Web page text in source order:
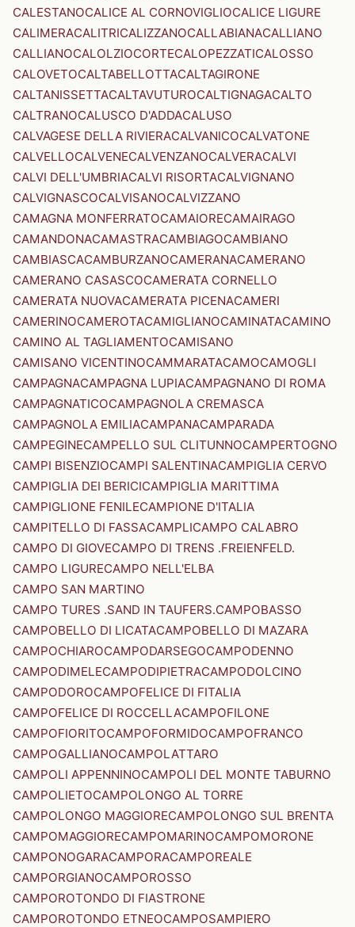
CALESTANOCALICE AL CORNOVIGLIOCALICE LIGURE
CALIMERACALITRICALIZZANOCALLABIANACALLIANO
CALLIANOCALOLZIOCORTECALOPEZZATICALOSSO
CALOVETOCALTABELLOTTACALTAGIRONE
CALTANISSETTACALTAVUTUROCALTIGNAGACALTO
CALTRANOCALUSCO D'ADDACALUSO
CALVAGESE DELLA RIVIERACALVANICOCALVATONE
CALVELLOCALVENECALVENZANOCALVERACALVI
CALVI DELL'UMBRIACALVI RISORTACALVIGNANO
CALVIGNASCOCALVISANOCALVIZZANO
CAMAGNA MONFERRATOCAMAIORECAMAIRAGO
CAMANDONACAMASTRACAMBIAGOCAMBIANO
CAMBIASCACAMBURZANOCAMERANACAMERANO
CAMERANO CASASCOCAMERATA CORNELLO
CAMERATA NUOVACAMERATA PICENACAMERI
CAMERINOCAMEROTACAMIGLIANOCAMINATACAMINO
CAMINO AL TAGLIAMENTOCAMISANO
CAMISANO VICENTINOCAMMARATACAMOCAMOGLI
CAMPAGNACAMPAGNA LUPIACAMPAGNANO DI ROMA
CAMPAGNATICOCAMPAGNOLA CREMASCA
CAMPAGNOLA EMILIACAMPANACAMPARADA
CAMPEGINECAMPELLO SUL CLITUNNOCAMPERTOGNO
CAMPI BISENZIOCAMPI SALENTINACAMPIGLIA CERVO
CAMPIGLIA DEI BERICICAMPIGLIA MARITTIMA
CAMPIGLIONE FENILECAMPIONE D'ITALIA
CAMPITELLO DI FASSACAMPLICAMPO CALABRO
CAMPO DI GIOVECAMPO DI TRENS .FREIENFELD.
CAMPO LIGURECAMPO NELL'ELBA
CAMPO SAN MARTINO
CAMPO TURES .SAND IN TAUFERS.CAMPOBASSO
CAMPOBELLO DI LICATACAMPOBELLO DI MAZARA
CAMPOCHIAROCAMPODARSEGOCAMPODENNO
CAMPODIMELECAMPODIPIETRACAMPODOLCINO
CAMPODOROCAMPOFELICE DI FITALIA
CAMPOFELICE DI ROCCELLACAMPOFILONE
CAMPOFIORITOCAMPOFORMIDOCAMPOFRANCO
CAMPOGALLIANOCAMPOLATTARO
CAMPOLI APPENNINOCAMPOLI DEL MONTE TABURNO
CAMPOLIETOCAMPOLONGO AL TORRE
CAMPOLONGO MAGGIORECAMPOLONGO SUL BRENTA
CAMPOMAGGIORECAMPOMARINOCAMPOMORONE
CAMPONOGARACAMPORACAMPOREALE
CAMPORGIANOCAMPOROSSO
CAMPOROTONDO DI FIASTRONE
CAMPOROTONDO ETNEOCAMPOSAMPIERO